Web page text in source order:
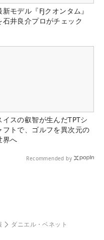
新モデル『FJクオンタム』
石井良介プロがチェック
イスの叡智が生んだTPTシ
フトで、ゴルフを異次元の
界へ
Recommended by
ダニエル・ベネット